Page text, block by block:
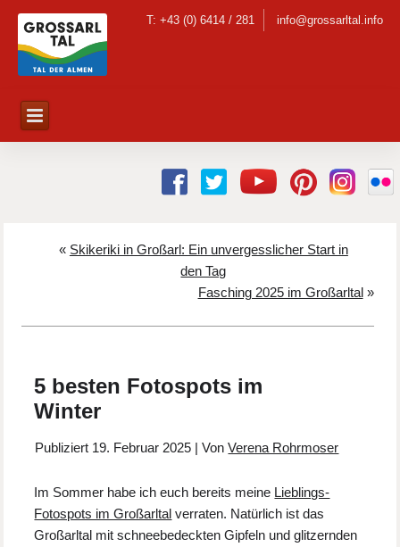
T: +43 (0) 6414 / 281 info@grossarltal.info
« Skikeriki in Großarl: Ein unvergesslicher Start in
den Tag
Fasching 2025 im Großarltal »
5 besten Fotospots im
Winter
Publiziert 19. Februar 2025 |Von Verena Rohrmoser
Im Sommer habe ich euch bereits meine Lieblings-
Fotospots im Großarltal verraten. Natürlich ist das
Großarltal mit schneebedeckten Gipfeln und glitzernden